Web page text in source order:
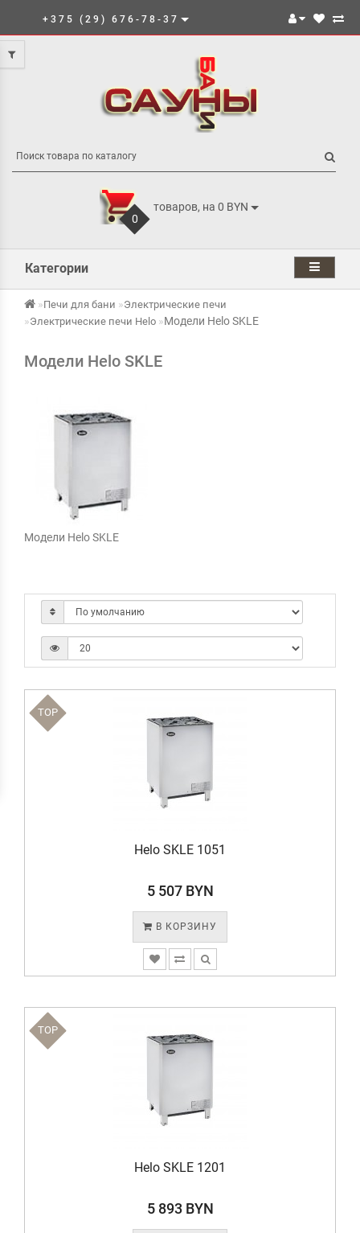
+375 (29) 676-78-37
0
товаров, на 0 BYN
Категории
Печи для бани
Электрические печи
Электрические печи Helo
Модели Helo SKLE
Модели Helo SKLE
Модели Helo SKLE
TOP
Helo SKLE 1051
5 507 BYN
В КОРЗИНУ
TOP
Helo SKLE 1201
5 893 BYN